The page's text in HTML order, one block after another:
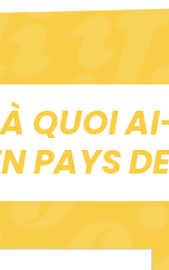
À QUOI
PAYS